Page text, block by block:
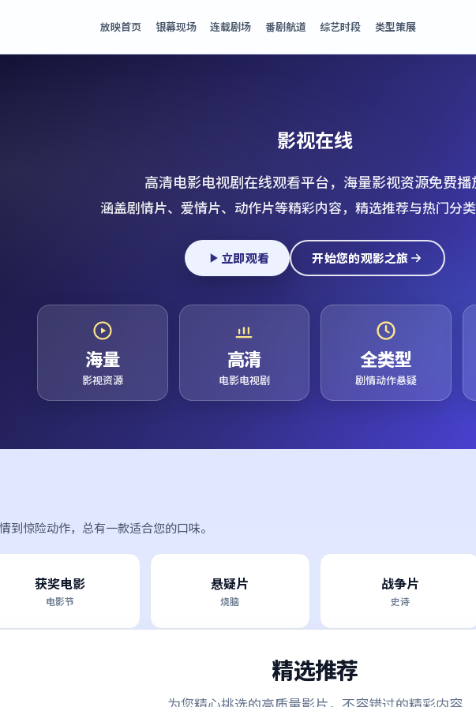
放映首页 银幕现场 连载剧场 番剧航道 综艺时段 类型策展
影视在线
高清电影电视剧在线观看平台，海量影视资源免费播
涵盖剧情片、爱情片、动作片等精彩内容，精选推荐与热门分
立即观看 开始您的观影之旅
海量
影视资源
高清
电影电视剧
全类型
剧情动作悬疑
到惊险动作，总有一款适合您的口味。
获奖电影
电影节
悬疑片
烧脑
战争片
史诗
精选推荐